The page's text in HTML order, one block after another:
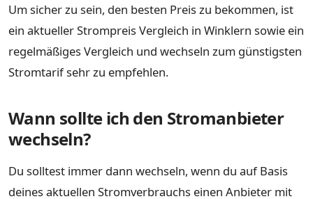
Um sicher zu sein, den besten Preis zu bekommen, ist
ein aktueller Strompreis Vergleich in Winklern sowie ein
regelmäßiges Vergleich und wechseln zum günstigsten
Stromtarif sehr zu empfehlen.
Wann sollte ich den Stromanbieter
wechseln?
Du solltest immer dann wechseln, wenn du auf Basis
deines aktuellen Stromverbrauchs einen Anbieter mit